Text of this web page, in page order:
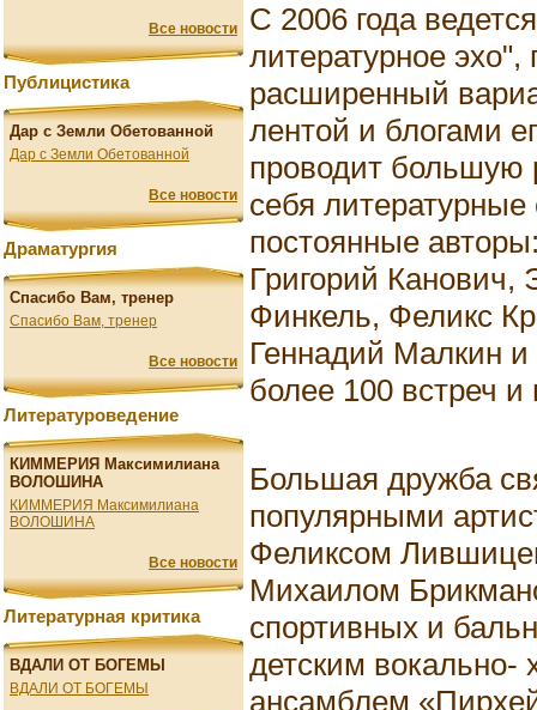
Все новости
Публицистика
Дар с Земли Обетованной
Дар с Земли Обетованной
Все новости
Драматургия
Спасибо Вам, тренер
Спасибо Вам, тренер
Все новости
Литературоведение
КИММЕРИЯ Максимилиана
ВОЛОШИНА
КИММЕРИЯ Максимилиана
ВОЛОШИНА
Все новости
Литературная критика
ВДАЛИ ОТ БОГЕМЫ
ВДАЛИ ОТ БОГЕМЫ
С 2006 года
литературное
расширенный
лентой и блогами
проводит большую
себя
постоянные
Григорий
Финкель, Феликс
Геннадий Малкин
более 100 встреч и
Большая дружба
популярными
Феликсом
Михаилом
спортивных и
детским вокально-
ансамблем